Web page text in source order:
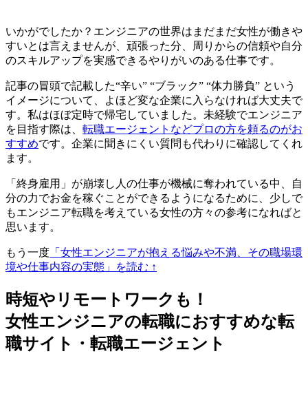
いかがでしたか？エンジニアの世界はまだまだ女性が働きや
すいとは言えませんが、頑張った分、周りからの信頼や自分
のスキルアップを実感できるやりがいのある仕事です。
記事の冒頭で記載した“辛い” “ブラック” “体力勝負” という
イメージについて、よほど変な企業に入らなければ大丈夫で
す。私はほぼ定時で帰宅していました。未経験でエンジニア
を目指す際は、 転職エージェントなどプロの方を頼るのがお
すすめです。企業に聞きにくい質問も代わりに確認してくれ
ます。
「終身雇用」が崩壊し人の仕事が機械に奪われている中、自
分の力でお金を稼ぐことができるようになるために、少しで
もエンジニア転職を考えている女性の方々の参考になればと
思います。
もう一度 「女性エンジニアが抱える悩みや不満、その職場環
境や仕事内容の実態」を読む ↑
時短やリモートワークも！
女性エンジニアの転職におすすめな転
職サイト・転職エージェント